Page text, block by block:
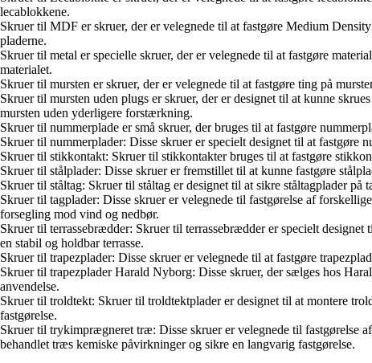
lecablokkene.
Skruer til MDF er skruer, der er velegnede til at fastgøre Medium
pladerne.
Skruer til metal er specielle skruer, der er velegnede til at fastgøre
materialet.
Skruer til mursten er skruer, der er velegnede til at fastgøre ting på
Skruer til mursten uden plugs er skruer, der er designet til at kunne
mursten uden yderligere forstærkning.
Skruer til nummerplade er små skruer, der bruges til at fastgøre
Skruer til nummerplader: Disse skruer er specielt designet til at fastgøre
Skruer til stikkontakt: Skruer til stikkontakter bruges til at fastgøre
Skruer til stålplader: Disse skruer er fremstillet til at kunne fastgøre
Skruer til ståltag: Skruer til ståltag er designet til at sikre ståltagplader
Skruer til tagplader: Disse skruer er velegnede til fastgørelse af
forsegling mod vind og nedbør.
Skruer til terrassebrædder: Skruer til terrassebrædder er specielt
en stabil og holdbar terrasse.
Skruer til trapezplader: Disse skruer er velegnede til at fastgøre
Skruer til trapezplader Harald Nyborg: Disse skruer, der sælges hos
anvendelse.
Skruer til troldtekt: Skruer til troldtektplader er designet til at montere
fastgørelse.
Skruer til trykimprægneret træ: Disse skruer er velegnede til fastgørelse
behandlet træs kemiske påvirkninger og sikre en langvarig fastgørelse.